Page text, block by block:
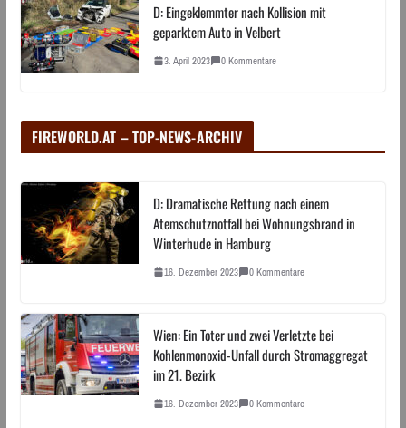
D: Eingeklemmter nach Kollision mit
geparktem Auto in Velbert
3. April 2023 0 Kommentare
FIREWORLD.AT – TOP-NEWS-ARCHIV
D: Dramatische Rettung nach einem
Atemschutznotfall bei Wohnungsbrand in
Winterhude in Hamburg
16. Dezember 2023 0 Kommentare
Wien: Ein Toter und zwei Verletzte bei
Kohlenmonoxid-Unfall durch Stromaggregat
im 21. Bezirk
16. Dezember 2023 0 Kommentare